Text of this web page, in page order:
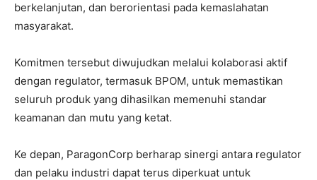
berkelanjutan, dan berorientasi pada kemaslahatan
masyarakat.
Komitmen tersebut diwujudkan melalui kolaborasi aktif
dengan regulator, termasuk BPOM, untuk memastikan
seluruh produk yang dihasilkan memenuhi standar
keamanan dan mutu yang ketat.
Ke depan, ParagonCorp berharap sinergi antara regulator
dan pelaku industri dapat terus diperkuat untuk